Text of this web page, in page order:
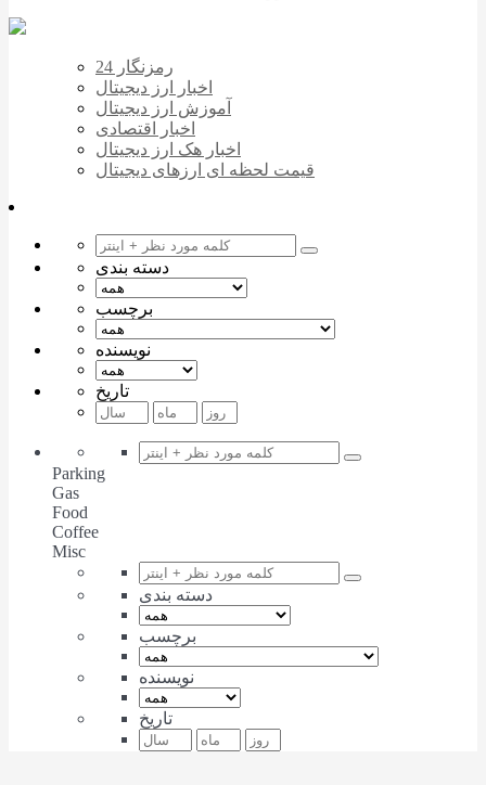
رمزنگار 24
اخبار ارز دیجیتال
آموزش ارز دیجیتال
اخبار اقتصادی
اخبار هک ارز دیجیتال
قیمت لحظه ای ارزهای دیجیتال
دسته بندی
برچسب
نویسنده
تاریخ
Parking
Gas
Food
Coffee
Misc
دسته بندی
برچسب
نویسنده
تاریخ